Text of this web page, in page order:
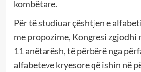
kombëtare.
Për të studiuar çështjen e
me propozime, Kongresi zgjodhi
11 anëtarësh, të përbërë nga
alfabeteve kryesore që ishin në